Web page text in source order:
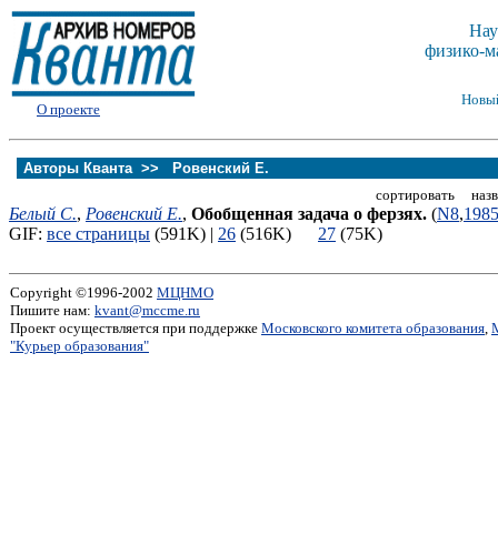
О проекте
физико-
Авторы Кванта >>
Ровенский Е.
сортировать
Белый С., Ровенский Е., Обобщенная задача о ферзях. (N8,1985
GIF: все страницы (591K) | 26 (516K) 27 (75K)
Copyright ©1996-2002 МЦНМО
Пишите нам: kvant@mccme.ru
Проект осуществляется при поддержке Московского комитета образования,
"Курьер образования"